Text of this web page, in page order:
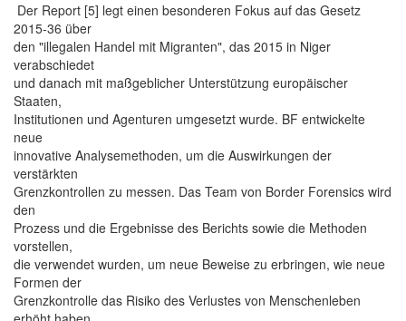
Der Report [5] legt einen besonderen Fokus auf das Gesetz
2015-36 über
den "illegalen Handel mit Migranten", das 2015 in Niger
verabschiedet
und danach mit maßgeblicher Unterstützung europäischer
Staaten,
Institutionen und Agenturen umgesetzt wurde. BF entwickelte
neue
innovative Analysemethoden, um die Auswirkungen der
verstärkten
Grenzkontrollen zu messen. Das Team von Border Forensics wird
den
Prozess und die Ergebnisse des Berichts sowie die Methoden
vorstellen,
die verwendet wurden, um neue Beweise zu erbringen, wie neue
Formen der
Grenzkontrolle das Risiko des Verlustes von Menschenleben